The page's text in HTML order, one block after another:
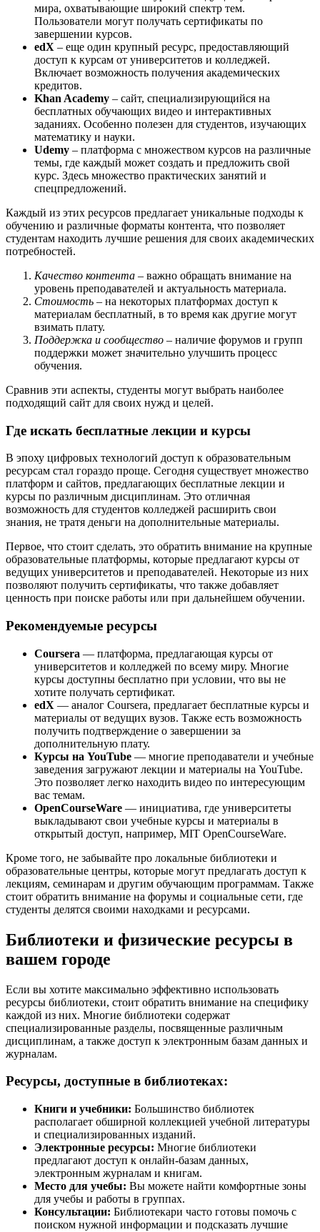
мира, охватывающие широкий спектр тем.
Пользователи могут получать сертификаты по
завершении курсов.
edX – еще один крупный ресурс, предоставляющий
доступ к курсам от университетов и колледжей.
Включает возможность получения академических
кредитов.
Khan Academy – сайт, специализирующийся на
бесплатных обучающих видео и интерактивных
заданиях. Особенно полезен для студентов, изучающих
математику и науки.
Udemy – платформа с множеством курсов на различные
темы, где каждый может создать и предложить свой
курс. Здесь множество практических занятий и
спецпредложений.
Каждый из этих ресурсов предлагает уникальные подходы к
обучению и различные форматы контента, что позволяет
студентам находить лучшие решения для своих академических
потребностей.
Качество контента – важно обращать внимание на
уровень преподавателей и актуальность материала.
Стоимость – на некоторых платформах доступ к
материалам бесплатный, в то время как другие могут
взимать плату.
Поддержка и сообщество – наличие форумов и групп
поддержки может значительно улучшить процесс
обучения.
Сравнив эти аспекты, студенты могут выбрать наиболее
подходящий сайт для своих нужд и целей.
Где искать бесплатные лекции и курсы
В эпоху цифровых технологий доступ к образовательным
ресурсам стал гораздо проще. Сегодня существует множество
платформ и сайтов, предлагающих бесплатные лекции и
курсы по различным дисциплинам. Это отличная
возможность для студентов колледжей расширить свои
знания, не тратя деньги на дополнительные материалы.
Первое, что стоит сделать, это обратить внимание на крупные
образовательные платформы, которые предлагают курсы от
ведущих университетов и преподавателей. Некоторые из них
позволяют получить сертификаты, что также добавляет
ценность при поиске работы или при дальнейшем обучении.
Рекомендуемые ресурсы
Coursera — платформа, предлагающая курсы от
университетов и колледжей по всему миру. Многие
курсы доступны бесплатно при условии, что вы не
хотите получать сертификат.
edX — аналог Coursera, предлагает бесплатные курсы и
материалы от ведущих вузов. Также есть возможность
получить подтверждение о завершении за
дополнительную плату.
Курсы на YouTube — многие преподаватели и учебные
заведения загружают лекции и материалы на YouTube.
Это позволяет легко находить видео по интересующим
вас темам.
OpenCourseWare — инициатива, где университеты
выкладывают свои учебные курсы и материалы в
открытый доступ, например, MIT OpenCourseWare.
Кроме того, не забывайте про локальные библиотеки и
образовательные центры, которые могут предлагать доступ к
лекциям, семинарам и другим обучающим программам. Также
стоит обратить внимание на форумы и социальные сети, где
студенты делятся своими находками и ресурсами.
Библиотеки и физические ресурсы в
вашем городе
Если вы хотите максимально эффективно использовать
ресурсы библиотеки, стоит обратить внимание на специфику
каждой из них. Многие библиотеки содержат
специализированные разделы, посвященные различным
дисциплинам, а также доступ к электронным базам данных и
журналам.
Ресурсы, доступные в библиотеках:
Книги и учебники: Большинство библиотек
располагает обширной коллекцией учебной литературы
и специализированных изданий.
Электронные ресурсы: Многие библиотеки
предлагают доступ к онлайн-базам данных,
электронным журналам и книгам.
Место для учебы: Вы можете найти комфортные зоны
для учебы и работы в группах.
Консультации: Библиотекари часто готовы помочь с
поиском нужной информации и подсказать лучшие